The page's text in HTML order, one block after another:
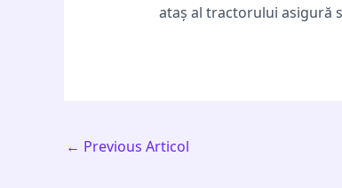
ataș al tractorului asigură
← Previous Articol